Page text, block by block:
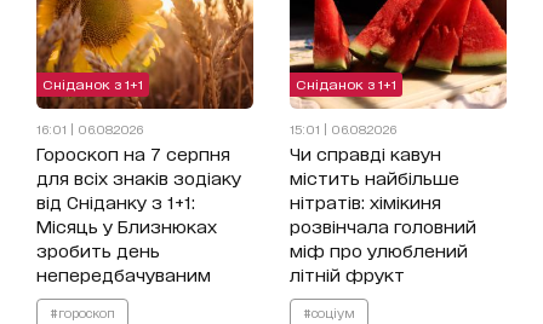
Сніданок з 1+1
16:01 | 06.08.2026
Гороскоп на 7 серпня
для всіх знаків зодіаку
від Сніданку з 1+1:
Місяць у Близнюках
зробить день
непередбачуваним
#гороскоп
Сніданок з 1+1
15:01 | 06.08.2026
Чи справді кавун
містить найбільше
нітратів: хімікиня
розвінчала головний
міф про улюблений
літній фрукт
#соціум